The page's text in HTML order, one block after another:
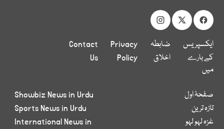
ایکسپریس
کے بارے
میں
ضابطہ
اخلاق
Privacy
Policy
Contact
Us
صفحۂ اول
تازہ ترین
غزہ لہو لہو
Showbiz News in Urdu
Sports News in Urdu
International News in